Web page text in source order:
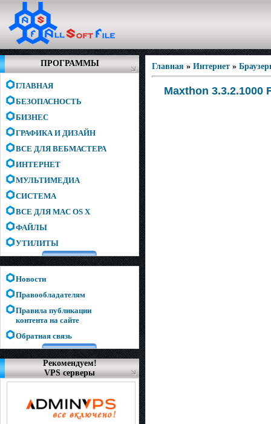
ПРОГРАММЫ
ГЛАВНАЯ
БЕЗОПАСНОСТЬ
БИЗНЕС
ГРАФИКА И ДИЗАЙН
ВСЕ ДЛЯ ВЕБМАСТЕРА
ИНТЕРНЕТ
МУЛЬТИМЕДИА
СИСТЕМА
ВСЕ ДЛЯ MAC OS X
ФАЙЛЫ
УТИЛИТЫ
Новости
Правообладателям
Правила публикации
контента на сайте
Обратная связь
Рекомендуем!
VPS серверы
Главная » Интернет »
Maxthon 3.3.2.1000